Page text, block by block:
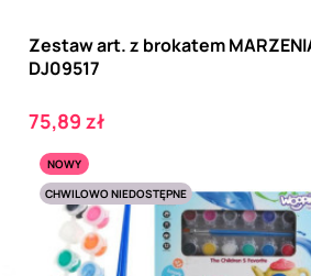
Zestaw art. z brokatem
DJ09517
Cena
75,89 zł
NOWY
CHWILOWO NIEDOSTĘPNE